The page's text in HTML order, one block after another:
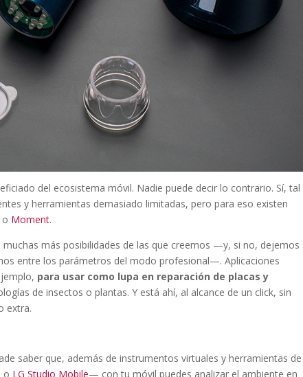
del ecosistema móvil. Nadie puede decir lo contrario. Sí, tal
y herramientas demasiado limitadas, pero para eso existen
o Moment.
más posibilidades de las que creemos —y, si no, dejemos
entre los parámetros del modo profesional—. Aplicaciones
para usar como lupa en reparación de placas y
de insectos o plantas. Y está ahí, al alcance de un click, sin
extra.
saber que, además de instrumentos virtuales y herramientas de
o LG Studio Mobile— con tu móvil puedes analizar el ambiente en